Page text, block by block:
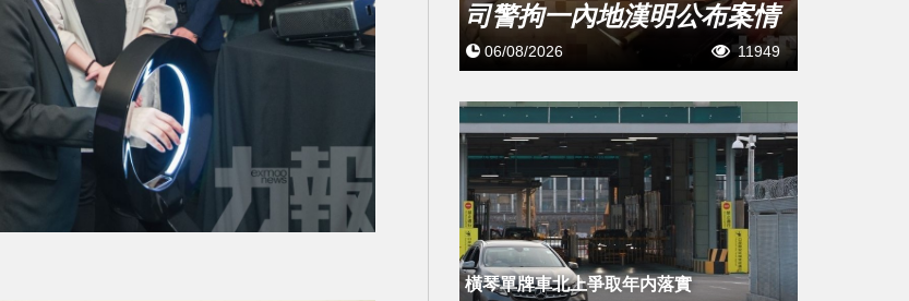
司警拘一內地漢明公布案情
06/08/2026 11949
橫琴單牌車北上爭取年内落實